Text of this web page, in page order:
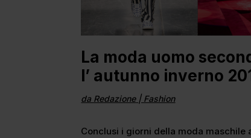
La moda uomo
l’ autunno inverno
da Redazione| Fashion
Conclusi i giorni della moda maschile